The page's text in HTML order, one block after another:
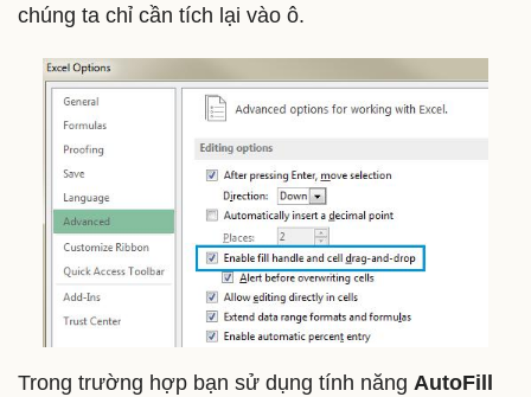
chúng ta chỉ cần tích lại vào ô.
Trong trường hợp bạn sử dụng tính năng AutoFill